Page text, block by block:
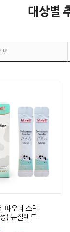
대상별
년
파우더 스틱
) 뉴질랜드